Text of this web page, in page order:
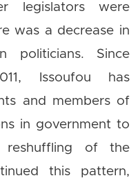
legislators were
was a decrease in
politicians. Since
Issoufou has
and members of
in government to
reshuffling of the
this pattern,